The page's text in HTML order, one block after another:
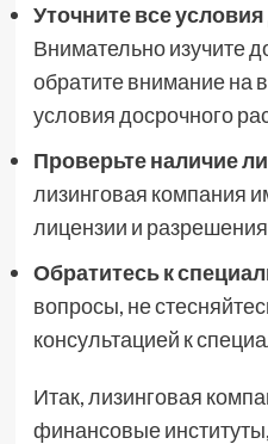
Уточните все условия
Внимательно изучите
обратите внимание на
условия досрочного
Проверьте наличие
лизинговая компания
лицензии и
Обратитесь к
вопросы, не
консультацией к
Итак, лизинговая
финансовые